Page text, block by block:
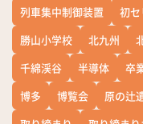
列車集中制御装置
初セ
勝山小学校
北九州
千綿渓谷
半導体 卒
博多
博覧会 原の辻